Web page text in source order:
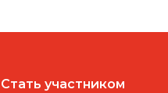
Стать участником